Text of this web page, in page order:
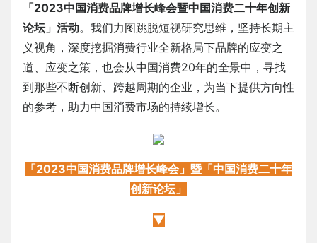
「2023中国消费品牌增长峰会暨中国消费二十年创新
论坛」 活动。我们力图跳脱短视研究思维，坚持长期主
义视角，深度挖掘消费行业全新格局下品牌的应变之
道、应变之策，也会从中国消费20年的全景中，寻找
到那些不断创新、跨越周期的企业，为当下提供方向性
的参考，助力中国消费市场的持续增长。
「2023中国消费品牌增长峰会 」 暨「中国消费二十年
创新论坛」
▼